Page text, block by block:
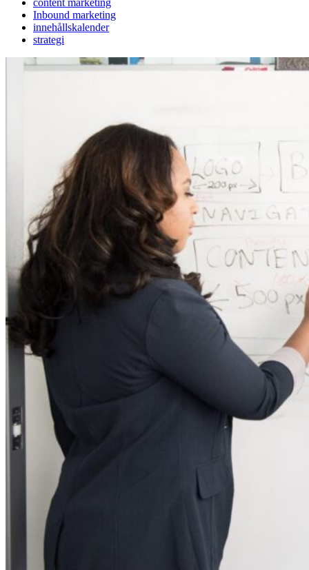
content marketing
Inbound marketing
innehållskalender
strategi